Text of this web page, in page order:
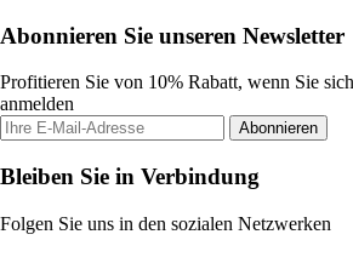
Abonnieren Sie unseren Newsletter
Profitieren Sie von 10% Rabatt, wenn Sie
anmelden
Abonnieren
Bleiben Sie in Verbindung
Folgen Sie uns in den sozialen Netzwerken